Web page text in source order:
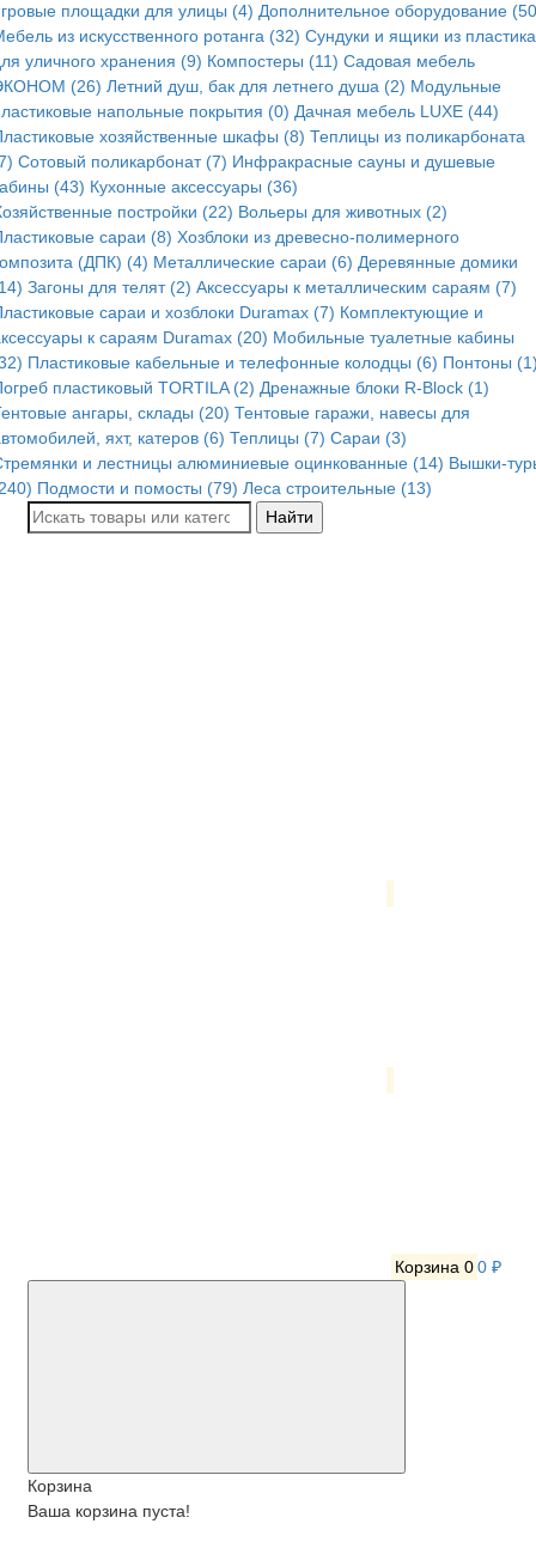
площадки для улицы (4) Дополнительное оборудование
из искусственного ротанга (32) Сундуки и ящики из пластика
уличного хранения (9) Компостеры (11) Садовая мебель
(26) Летний душ, бак для летнего душа (2) Модульные
напольные покрытия (0) Дачная мебель LUXE (44)
хозяйственные шкафы (8) Теплицы из поликарбоната
Сотовый поликарбонат (7) Инфракрасные сауны и душевые
(43) Кухонные аксессуары (36)
постройки (22) Вольеры для животных (2)
сараи (8) Хозблоки из древесно-полимерного
(ДПК) (4) Металлические сараи (6) Деревянные домики
Загоны для телят (2) Аксессуары к металлическим сараям (7)
сараи и хозблоки Duramax (7) Комплектующие и
к сараям Duramax (20) Мобильные туалетные кабины
Пластиковые кабельные и телефонные колодцы (6) Понтоны
пластиковый TORTILA (2) Дренажные блоки R-Block (1)
ангары, склады (20) Тентовые гаражи, навесы для
яхт, катеров (6) Теплицы (7) Сараи (3)
и лестницы алюминиевые оцинкованные (14) Вышки-
Подмости и помосты (79) Леса строительные (13)
Найти
Корзина 00 ₽
Корзина
Ваша корзина пуста!